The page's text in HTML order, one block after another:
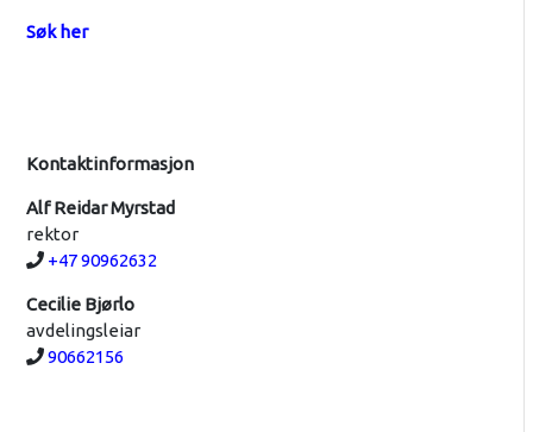
Søk her
Kontaktinformasjon
Alf Reidar Myrstad
rektor
Telefon:
+47 90962632
Cecilie Bjørlo
avdelingsleiar
Telefon:
90662156